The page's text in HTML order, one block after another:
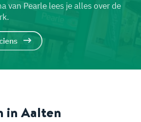
van Pearle lees je alles over de
in Aalten